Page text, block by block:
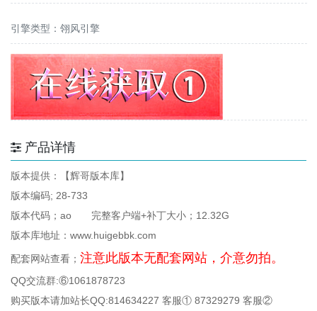
引擎类型：翎风引擎
产品详情
版本提供：【辉哥版本库】
版本编码; 28-733
版本代码；ao 完整客户端+补丁大小；12.32G
版本库地址：www.huigebbk.com
配套网站查看； 注意此版本无配套网站，介意勿拍。
QQ交流群:⑥1061878723
购买版本请加站长QQ:814634227 客服① 87329279 客服②